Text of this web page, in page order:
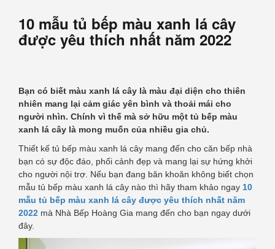
10 mẫu tủ bếp màu xanh lá cây
được yêu thích nhất năm 2022
Bạn có biết màu xanh lá cây là màu đại diện cho thiên
nhiên mang lại cảm giác yên bình và thoải mái cho
người nhìn. Chính vì thế mà sở hữu một tủ bếp màu
xanh lá cây là mong muốn của nhiều gia chủ.
Thiết kế tủ bếp màu xanh lá cây mang đến cho căn bếp nhà
bạn có sự độc đáo, phối cảnh đẹp và mang lại sự hứng khởi
cho người nội trợ. Nếu bạn đang băn khoăn không biết chọn
mẫu tủ bếp màu xanh lá cây nào thì hãy tham khảo ngay 10
mẫu tủ bếp màu xanh lá cây được yêu thích nhất năm
2022 mà Nhà Bếp Hoàng Gia mang đến cho bạn ngay dưới
đây.